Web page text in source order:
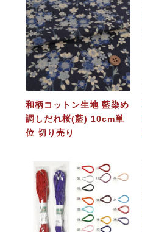
和柄コットン生地 藍染め
調しだれ桜(藍) 10cm単
位 切り売り